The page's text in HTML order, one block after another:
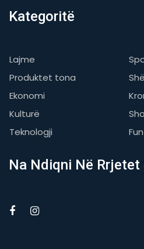
Kategoritë
Lajme
Produktet tona
Ekonomi
Kulturë
Teknologji
Fun
Na Ndiqni Në Rrjetet